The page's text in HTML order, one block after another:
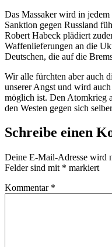
Das Massaker wird in
Sanktion gegen Russland
Robert Habeck plädiert
Waffenlieferungen an die
Deutschen, die auf die
Wir alle fürchten aber auch
unserer Angst und wird
möglich ist. Den Atomkrieg
den Westen gegen sich
Schreibe einen
Deine E-Mail-Adresse wird
Felder sind mit * markiert
Kommentar *